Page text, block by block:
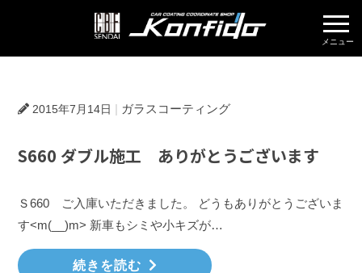
株式会社
2015年7月14日 ガラスコーティング
S660 ダブル施工 ありがとうございます
Ｓ660 ご入庫いただきました。 どうもありがとうございま
す<m(__)m> 新車もシミや小キズが…
続きを読む